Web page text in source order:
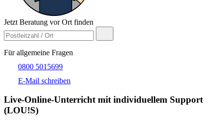
Jetzt Beratung vor Ort finden
Für allgemeine Fragen
0800 5015699
E-Mail schreiben
Live-​Online-Unterricht mit individuellem Support
(LOU!S)